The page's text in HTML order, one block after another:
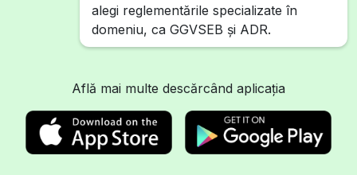
alegi reglementările specializate în
domeniu, ca GGVSEB și ADR.
Află mai multe descărcând aplicația